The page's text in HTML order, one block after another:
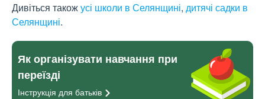
Дивіться такожусі школи в Селянщині, дитячі садки в
Селянщині.
Як організувати навчання при
переїзді
Інструкція для батьків